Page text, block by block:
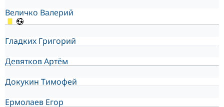
Величко Валерий
Гладких Григорий
Девятков Артём
Докукин Тимофей
Ермолаев Егор